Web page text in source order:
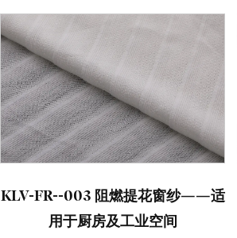
KLV-FR--003 阻燃提花窗纱——适
用于厨房及工业空间